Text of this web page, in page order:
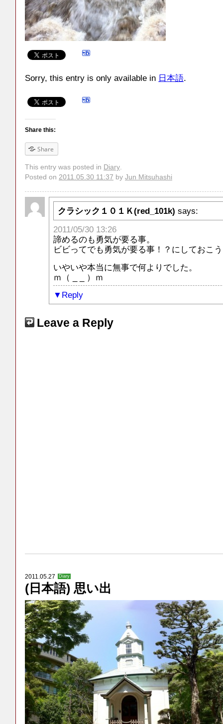
Sorry, this entry is only available in 日本語.
Share this:
Share
This entry was posted in Diary.
Posted on 2011.05.30 11:37 by Jun Mitsuhashi
クラシック１０１Ｋ(red_101k) says:
2011/05/30 13:26
諦めるのも勇気が要る事。
ビビってでも勇気が要る事！？にしておこ
いやいや本当に無事で何よりでした。
ｍ（ _ _ ）ｍ
Reply
Leave a Reply
2011.05.27 Diary
(日本語) 思い出